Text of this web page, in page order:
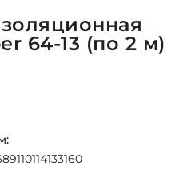
64-13 (по 2 м)
89110114133160